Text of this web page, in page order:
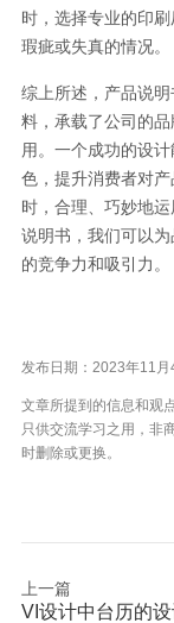
时，选择专业的印
瑕疵或失真的情况。
综上所述，产品说
料，承载了公司的
用。一个成功的设
色，提升消费者对
时，合理、巧妙地
说明书，我们可以
的竞争力和吸引力。
发布日期：2023年11
文章所提到的信息和观
只供交流学习之用，非
时删除或更换。
上一篇
VI设计中台历的